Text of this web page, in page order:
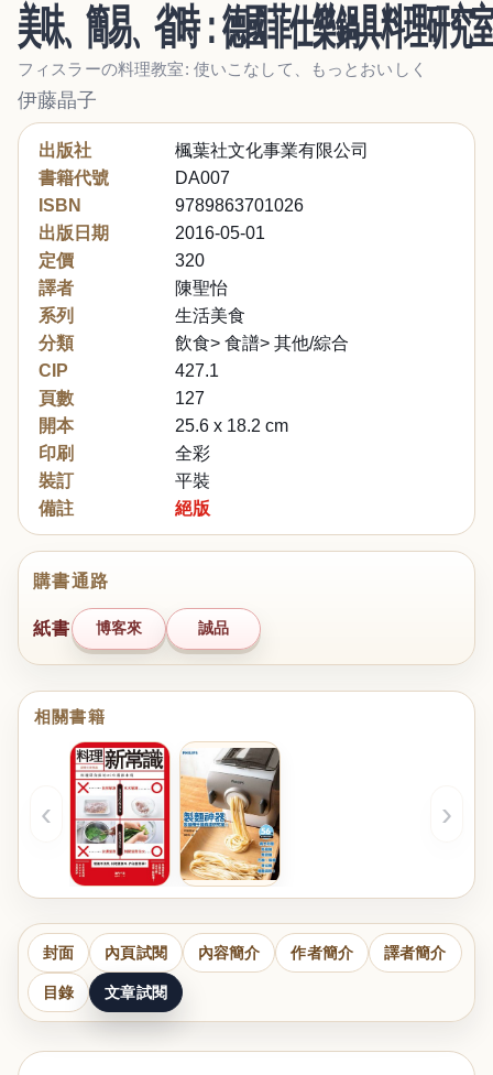
美味、簡易、省時：德國菲仕樂鍋具料理研究
フィスラーの料理教室: 使いこなして、もっとおいしく
伊藤晶子
出版社
楓葉社文化事業有限公司
書籍代號
DA007
ISBN
9789863701026
出版日期
2016-05-01
定價
320
譯者
陳聖怡
系列
生活美食
分類
飲食> 食譜> 其他/綜合
CIP
427.1
頁數
127
開本
25.6 x 18.2 cm
印刷
全彩
裝訂
平裝
備註
絕版
購書通路
紙書 博客來 誠品
相關書籍
‹ ›
封面 內頁試閱 內容簡介 作者簡介 譯者簡介
目錄 文章試閱